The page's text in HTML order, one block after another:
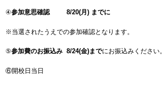
④参加意思確認 8/20(月) までに
※当選されたうえでの参加確認となります。
⑤参加費のお振込み 8/24(金)までにお振込みください。
⑥開校日当日